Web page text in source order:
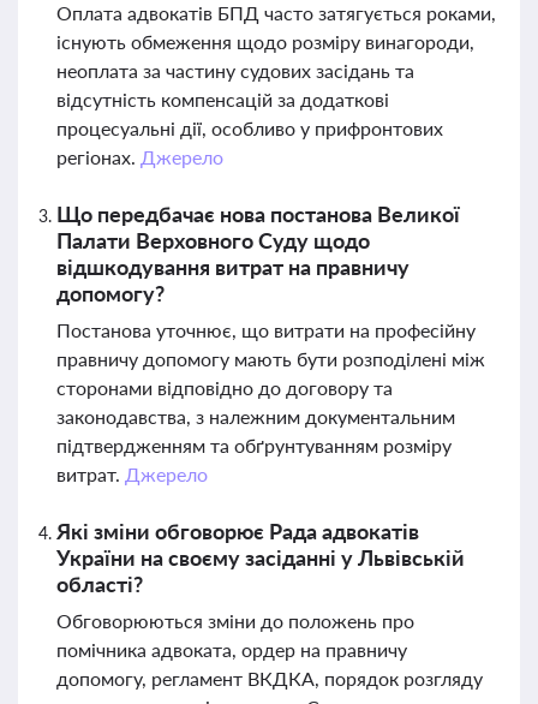
Оплата адвокатів БПД часто затягується роками,
існують обмеження щодо розміру винагороди,
неоплата за частину судових засідань та
відсутність компенсацій за додаткові
процесуальні дії, особливо у прифронтових
регіонах. Джерело
Що передбачає нова постанова Великої
Палати Верховного Суду щодо
відшкодування витрат на правничу
допомогу?
Постанова уточнює, що витрати на професійну
правничу допомогу мають бути розподілені між
сторонами відповідно до договору та
законодавства, з належним документальним
підтвердженням та обґрунтуванням розміру
витрат. Джерело
Які зміни обговорює Рада адвокатів
України на своєму засіданні у Львівській
області?
Обговорюються зміни до положень про
помічника адвоката, ордер на правничу
допомогу, регламент ВКДКА, порядок розгляду